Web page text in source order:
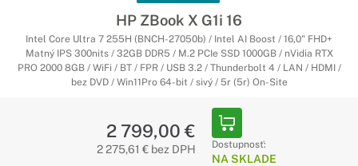
HP ZBook X G1i 16
Intel Core Ultra 7 255H (BNCH-27050b) / Intel AI Boost / 16,0" FHD+
Matný IPS 300nits / 32GB DDR5 / M.2 PCIe SSD 1000GB / nVidia RTX
PRO 2000 8GB / WiFi / BT / FPR / USB 3.2 / Thunderbolt 4 / LAN / HDMI /
bez DVD / Win11Pro 64-bit / sivý / 5r (5r) On-Site
2 799,00 €
2 275,61 € bez DPH Dostupnosť:
NA SKLADE